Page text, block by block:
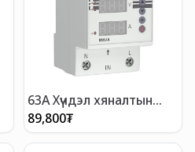
63A Хүчдэл хяналтын
реле
89,800₮